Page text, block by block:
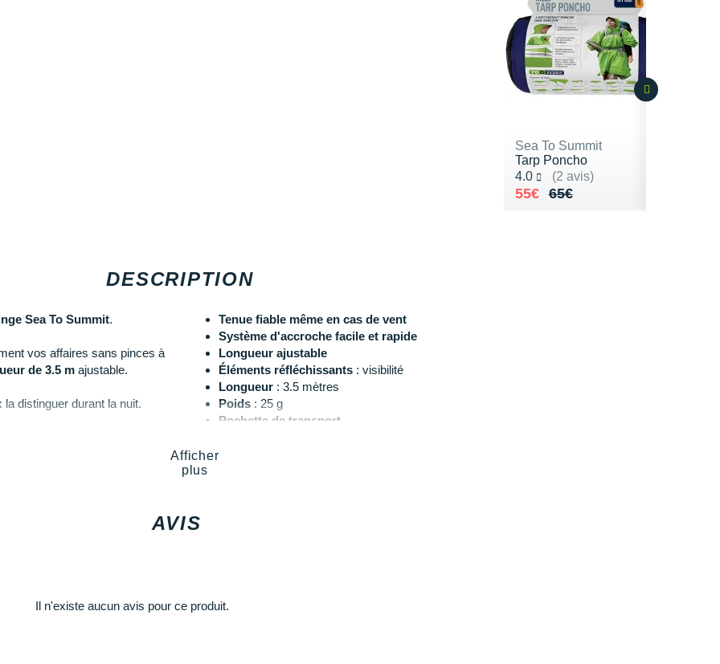
Sea To Summit
Tarp Poncho
4.0
(2 avis)
Noté 4.0 sur 5
65€
Au lieu de 65€
55€
Vendu 55€
DESCRIPTION
Sea To Summit.
vos affaires sans pinces à
de 3.5 m ajustable.
distinguer durant la nuit.
Tenue fiable même en cas de vent
Système d'accroche facile et rapide
Longueur ajustable
Éléments réfléchissants: visibilité
Longueur: 3.5 mètres
Poids: 25 g
Pochette de transport
Les autres produits
Afficher
plus
AVIS
Il n'existe aucun avis pour ce produit.